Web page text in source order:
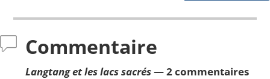
Commentaire
Langtang et les lacs sacrés— 2 commentaires